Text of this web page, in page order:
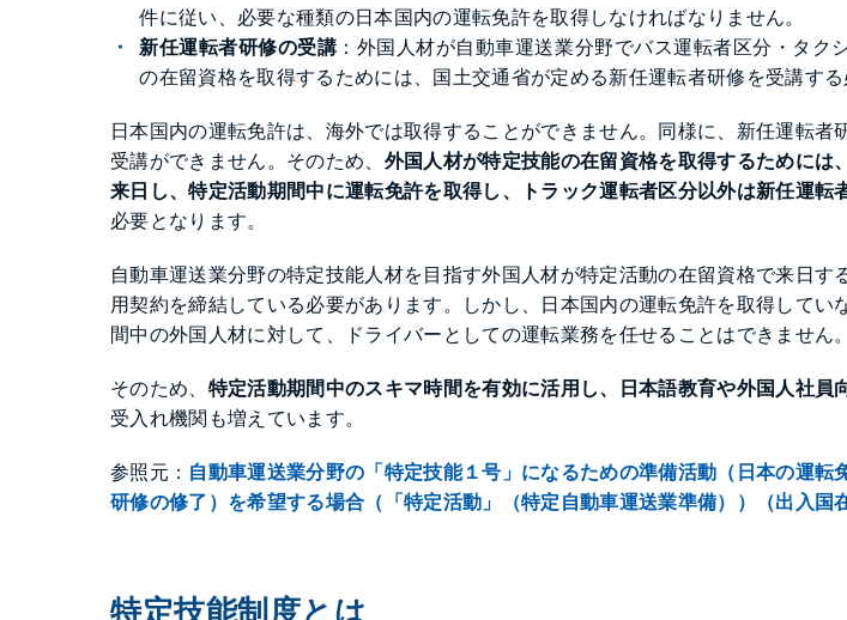
件に従い、必要な種類の日本国内の運転免許を取得しなければなりません。
新任運転者研修の受講 ：外国人材が自動車運送業分野でバス運転者区分・タク
の在留資格を取得するためには、国土交通省が定める新任運転者研修を受講する
日本国内の運転免許は、海外では取得することができません。同様に、新任運転者
受講ができません。そのため、 外国人材が特定技能の在留資格を取得するためには
来日し、特定活動期間中に運転免許を取得し、
トラック運転者区分以外は新任運転
必要となります。
自動車運送業分野の特定技能人材を目指す外国人材が特定活動の在留資格で来日す
用契約を締結している必要があります。しかし、日本国内の運転免許を取得してい
間中の外国人材に対して、ドライバーとしての運転業務を任せることはできません。
そのため、 特定活動期間中のスキマ時間を有効に活用し、日本語教育や外国人社員
受入れ機関も増えています。
参照元： 自動車運送業分野の「特定技能１号」になるための準備活動（日本の運転
研修の修了）を希望する場合（「特定活動」（特定自動車運送業準備））（出入国
特定技能制度とは